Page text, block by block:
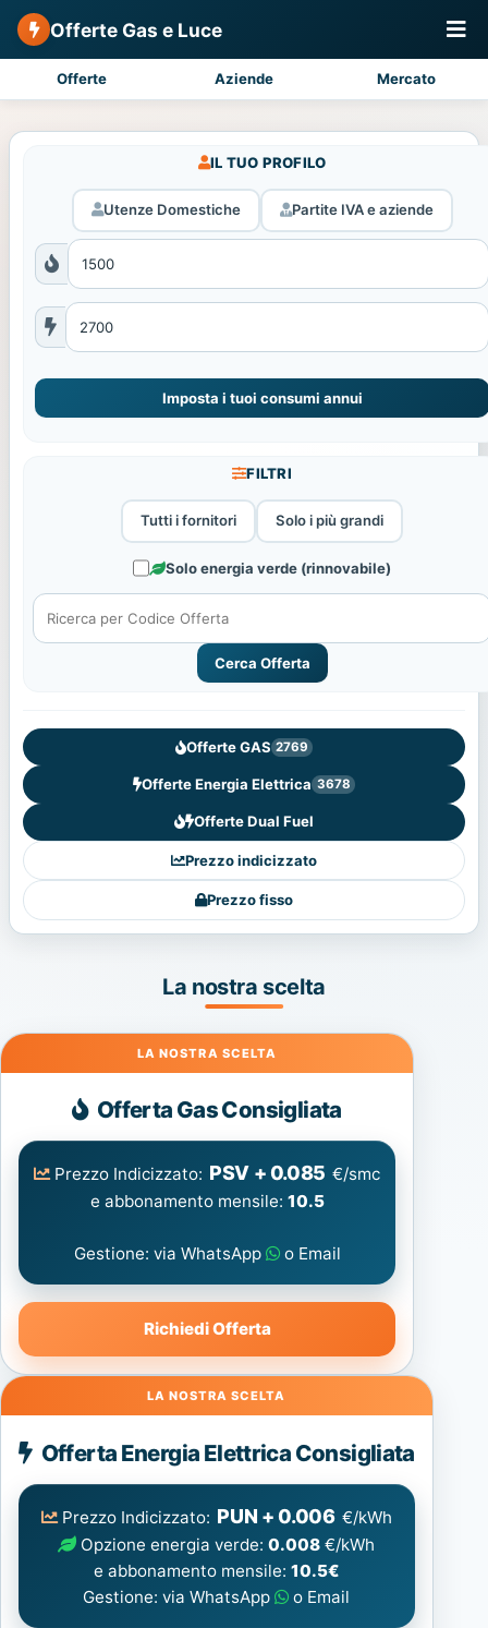
Offerte Gas e Luce
Offerte Aziende Mercato
IL TUO PROFILO
Utenze Domestiche Partite IVA e aziende
Imposta i tuoi consumi annui
FILTRI
Tutti i fornitori Solo i più grandi
Solo energia verde (rinnovabile)
Cerca Offerta
Offerte GAS 2769
Offerte Energia Elettrica 3678
Offerte Dual Fuel
Prezzo indicizzato
Prezzo fisso
La nostra scelta
Gas
Offerta Gas Consigliata
Prezzo Indicizzato: PSV + 0.085 €/smc
e abbonamento mensile: 10.5
Gestione: via WhatsApp o Email
Richiedi Offerta
Energia
Elettrica
consigliata
Offerta Energia Elettrica Consigliata
Prezzo Indicizzato: PUN + 0.006 €/kWh
Opzione energia verde:0.008 €/kWh
e abbonamento mensile: 10.5€
Gestione: via WhatsApp
o Email